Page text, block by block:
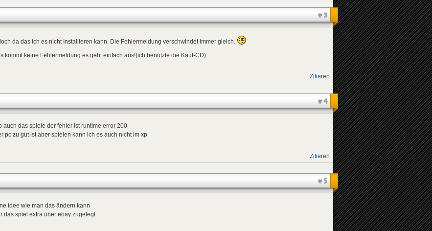
#3
da das ich es nicht Installieren kann. Die Fehlermeldung verschwindet immer gleich.
kommt keine Fehlermeldung es geht einfach aus!(ich benutzte die Kauf-CD)
Zitieren
#4
auch das spiele der fehler ist runtime error 200
pc zu gut ist aber spielen kann ich es auch nicht im xp
Zitieren
#5
idee wie man das ändern kann
das spiel extra über ebay zugelegt